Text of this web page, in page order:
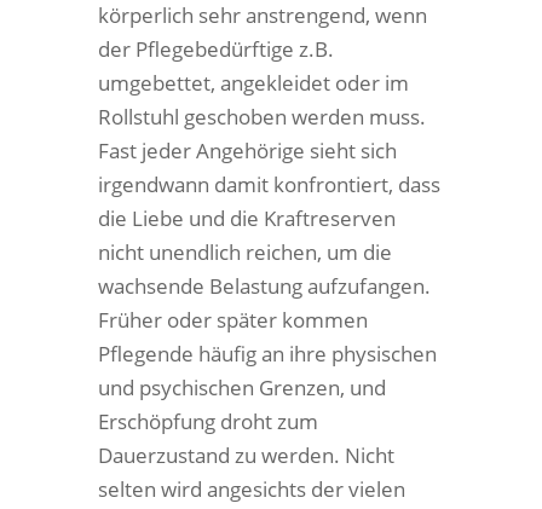
körperlich sehr anstrengend, wenn
der Pflegebedürftige z.B.
umgebettet, angekleidet oder im
Rollstuhl geschoben werden muss.
Fast jeder Angehörige sieht sich
irgendwann damit konfrontiert, dass
die Liebe und die Kraftreserven
nicht unendlich reichen, um die
wachsende Belastung aufzufangen.
Früher oder später kommen
Pflegende häufig an ihre physischen
und psychischen Grenzen, und
Erschöpfung droht zum
Dauerzustand zu werden. Nicht
selten wird angesichts der vielen